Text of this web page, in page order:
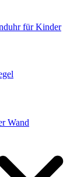
für Kinder
Wand